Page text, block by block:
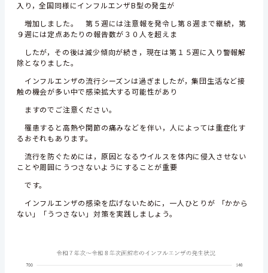
入り，全国同様にインフルエンザB型の発生が
増加しました。 第５週には注意報を発令し第８週まで継続，第
９週には定点あたりの報告数が３０人を超えま
したが，その後は減少傾向が続き，現在は第１５週に入り警報解
除となりました。
インフルエンザの流行シーズンは過ぎましたが，集団生活など接
触の機会が多い中で感染拡大する可能性があり
ますのでご注意ください。
罹患すると高熱や関節の痛みなどを伴い，人によっては重症化す
るおそれもあります。
流行を防ぐためには，原因となるウイルスを体内に侵入させない
ことや周囲にうつさないようにすることが重要
です。
インフルエンザの感染を広げないために，一人ひとりが 「かから
ない」「うつさない」対策を実践しましょう。